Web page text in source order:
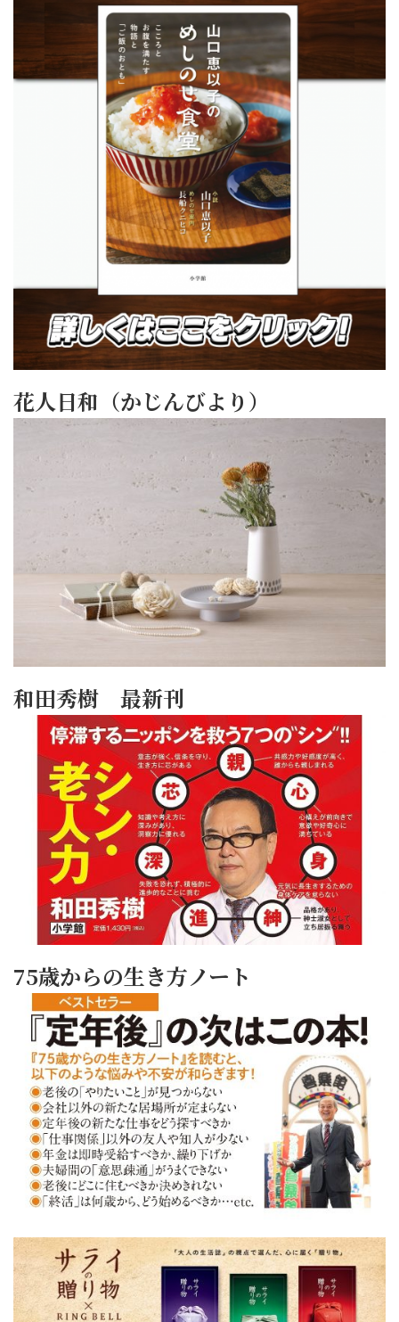
花人日和（かじんびより）
和田秀樹 最新刊
75歳からの生き方ノート